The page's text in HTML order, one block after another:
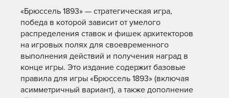
«Брюссель 1893» — стратегическая игра,
победа в которой зависит от умелого
распределения ставок и фишек архитекторов
на игровых полях для своевременного
выполнения действий и получения наград в
конце игры. Это издание содержит базовые
правила для игры «Брюссель 1893» (включая
асимметричный вариант), а также дополнение